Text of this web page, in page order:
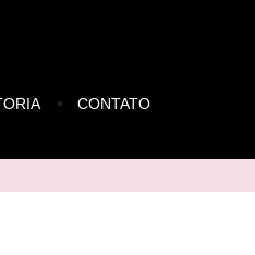
CONTATO